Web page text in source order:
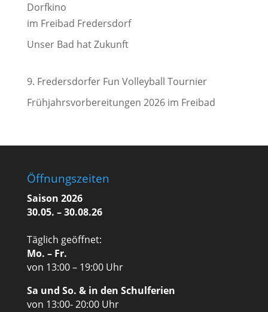
Dorfkino
im Freibad Fredersdorf
Unser Bad hat Zukunft
9. Fredersdorfer Fun Volleyball Tournier
Frühjahrsvorbereitungen 2026 im Freibad
Öffnungszeiten
Saison 2026
30.05. – 30.08.26
Täglich geöffnet:
Mo. – Fr.
von 13:00 – 19:00 Uhr
Sa und So. & in den Schulferien
von 13:00- 20:00 Uhr